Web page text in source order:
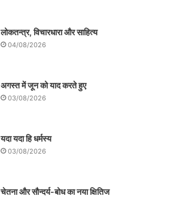
लोकतन्त्र, विचारधारा और साहित्य
04/08/2026
अगस्त में जून को याद करते हुए
03/08/2026
यदा यदा हि धर्मस्य
03/08/2026
चेतना और सौन्दर्य-बोध का नया क्षितिज